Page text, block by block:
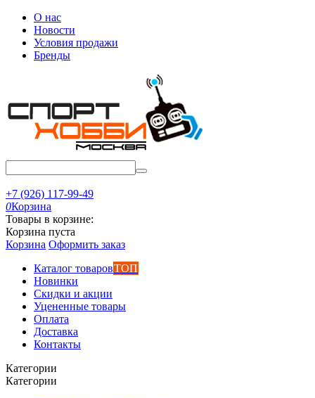
О нас
Новости
Условия продажи
Бренды
+7 (926) 117-99-49
0Корзина
Товары в корзине:
Корзина пуста
Корзина Оформить заказ
Каталог товаровТОП
Новинки
Скидки и акции
Уцененные товары
Оплата
Доставка
Контакты
Категории
Категории